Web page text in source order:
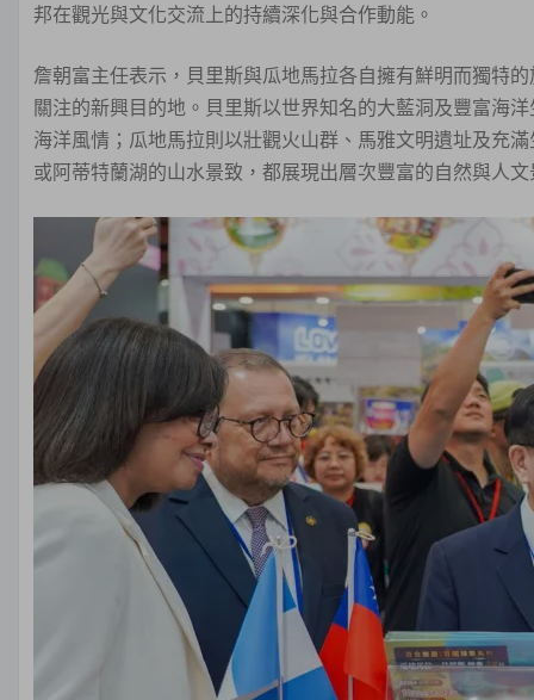
邦在觀光與文化交流上的持續深化與合作動能。
詹朝富主任表示，貝里斯與瓜地馬拉各自擁有鮮明而獨特
關注的新興目的地。貝里斯以世界知名的大藍洞及豐富海
海洋風情；瓜地馬拉則以壯觀火山群、馬雅文明遺址及充
或阿蒂特蘭湖的山水景致，都展現出層次豐富的自然與人